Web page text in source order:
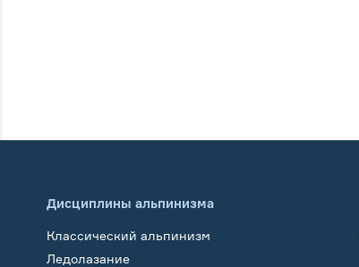
Дисциплины альпинизма
Классический альпинизм
Ледолазание